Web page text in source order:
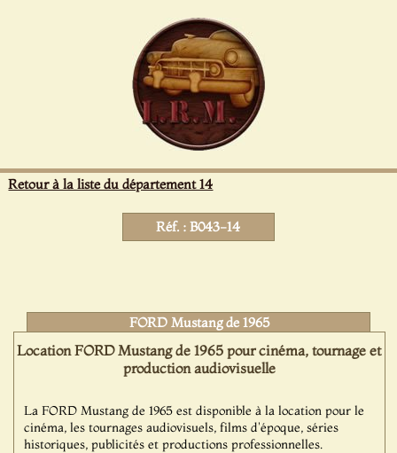
Retour à la liste du département 14
Réf. : B043-14
FORD Mustang de 1965
Location FORD Mustang de 1965 pour cinéma, tournage et
production audiovisuelle
La FORD Mustang de 1965 est disponible à la location pour le
cinéma, les tournages audiovisuels, films d'époque, séries
historiques, publicités et productions professionnelles.